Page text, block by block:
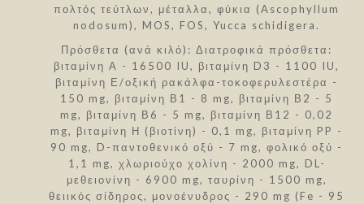
πολτός τεύτλων, μέταλλα, φύκια (Ascophyllum
nodosum), MOS, FOS, Yucca schidigera.
Πρόσθετα (ανά κιλό): Διατροφικά πρόσθετα:
βιταμίνη Α - 16500 IU, βιταμίνη D3 - 1100 IU,
βιταμίνη Ε/οξική ρακάλφα-τοκοφερυλεστέρα -
150 mg, βιταμίνη Β1 - 8 mg, βιταμίνη Β2 - 5
mg, βιταμίνη Β6 - 5 mg, βιταμίνη Β12 - 0,02
mg, βιταμίνη Η (βιοτίνη) - 0,1 mg, βιταμίνη PP -
90 mg, D-παντοθενικό οξύ - 7 mg, φολικό οξύ -
1,1 mg, χλωριούχο χολίνη - 2000 mg, DL-
μεθειονίνη - 6900 mg, ταυρίνη - 1500 mg,
θειικός σίδηρος, μονοένυδρος - 290 mg (Fe - 95